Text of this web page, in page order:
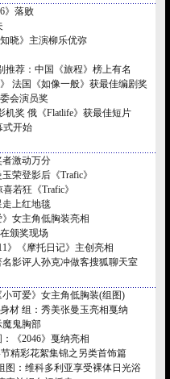
》落败
晓》主演柳乐优弥
推荐：中国《旅程》榜上有名
法国《如像一般》获最佳编剧奖
会演员奖
机奖 俄《Flatlife》获最佳短片
式开始
者激动万分
荣登影后《Trafic》
若狂《Trafic》
走上红地毯
》女主角低胸装亮相
颁奖现场
》《摩托日记》主创亮相
名影评人孙克冲做客搜狐聊天室
小可爱》女主角低胸装(组图)
材 组：秀美张曼玉亮相戛纳
魔鬼胸部
《2046》戛纳亮相
精彩花絮集锦之另类首饰篇
图：维科多利亚享受裸体日光浴